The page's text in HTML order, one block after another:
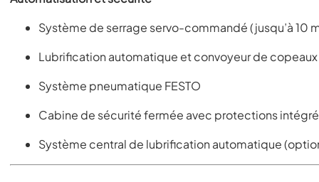
Système de serrage servo-commandé (jusqu’à 10
Lubrification automatique et convoyeur de
Système pneumatique FESTO
Cabine de sécurité fermée avec protections
Système central de lubrification automatique